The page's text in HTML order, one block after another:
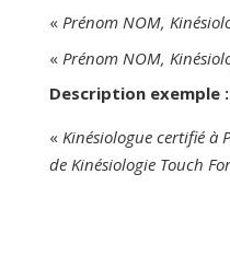
« Prénom NOM,
« Prénom NOM,
Description exemple :
« Kinésiologue certifié à
de Kinésiologie Touch